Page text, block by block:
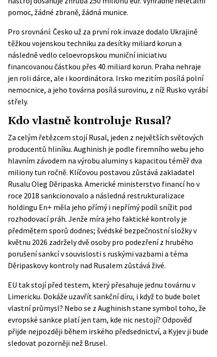
pomoc, žádné zbraně, žádná munice.
Pro srovnání: Česko už za první rok invaze dodalo Ukrajině
těžkou vojenskou techniku za desítky miliard korun a
následně vedlo celoevropskou muniční iniciativu
financovanou částkou přes 40 miliard korun. Praha nehraje
jen roli dárce, ale i koordinátora. Irsko mezitím posílá polní
nemocnice, a jeho továrna posílá surovinu, z níž Rusko vyrábí
střely.
Kdo vlastně kontroluje Rusal?
Za celým řetězcem stojí Rusal, jeden z největších světových
producentů hliníku. Aughinish je podle firemního webu jeho
hlavním závodem na výrobu aluminy s kapacitou téměř dva
miliony tun ročně. Klíčovou postavou zůstává zakladatel
Rusalu Oleg Děripaska. Americké ministerstvo financí ho v
roce 2018 sankcionovalo a následná restrukturalizace
holdingu En+ měla jeho přímý i nepřímý podíl snížit pod
rozhodovací práh. Jenže míra jeho faktické kontroly je
předmětem sporů dodnes; švédské bezpečnostní složky v
květnu 2026 zadržely dvě osoby pro podezření z hrubého
porušení sankcí v souvislosti s ruskými vazbami a téma
Děripaskovy kontroly nad Rusalem zůstává živé.
EU tak stojí před testem, který přesahuje jednu továrnu v
Limericku. Dokáže uzavřít sankční díru, i když to bude bolet
vlastní průmysl? Nebo se z Aughinish stane symbol toho, že
evropské sankce platí jen tam, kde nic nestojí? Odpověď
přijde nejpozději během irského předsednictví, a Kyjev ji bude
sledovat pozorněji než Brusel.